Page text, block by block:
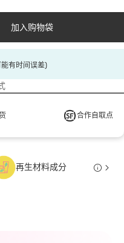
加入购物袋
有时间误差)
合作自取点
再生材料成分